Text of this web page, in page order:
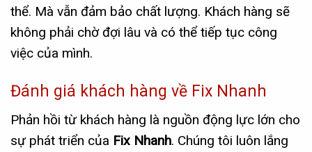
thể. Mà vẫn đảm bảo chất lượng. Khách hàng sẽ
không phải chờ đợi lâu và có thể tiếp tục công
việc của mình.
Đánh giá khách hàng về Fix Nhanh
Phản hồi từ khách hàng là nguồn động lực lớn cho
sự phát triển của Fix Nhanh. Chúng tôi luôn lắng